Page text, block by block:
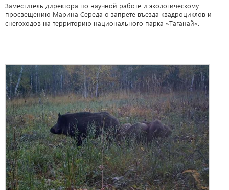
Заместитель директора по научной работе и экологическому
просвещению Марина Середа о запрете въезда квадроциклов и
снегоходов на территорию национального парка «Таганай».